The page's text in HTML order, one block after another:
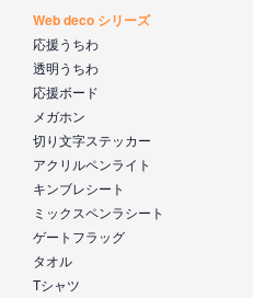
Web deco シリーズ
応援うちわ
透明うちわ
応援ボード
メガホン
切り文字ステッカー
アクリルペンライト
キンブレシート
ミックスペンラシート
ゲートフラッグ
タオル
Tシャツ